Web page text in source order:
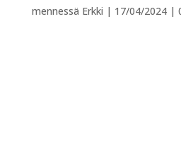
mennessä Erkki | 17/04/2024|